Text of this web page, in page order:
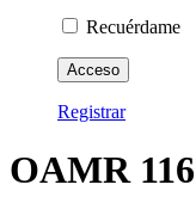
Recuérdame
Registrar
OAMR